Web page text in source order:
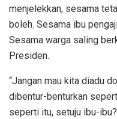
menjelekkan, sesama
boleh. Sesama ibu
Sesama warga saling
Presiden.
“Jangan mau kita diadu
dibentur-benturkan
seperti itu, setuju ibu-